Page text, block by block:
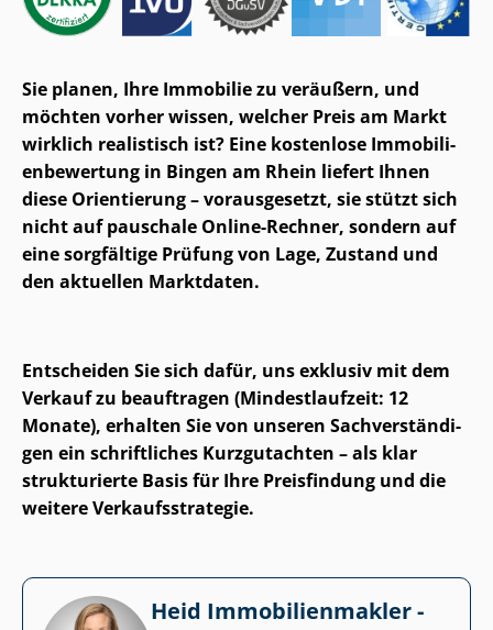
Sie planen, Ihre Immobilie zu veräußern, und
möchten vorher wissen, welcher Preis am Markt
wirklich realistisch ist? Eine kostenlose Im­mo­bi­li­
en­be­wer­tung in Bingen am Rhein liefert Ihnen
diese Orientierung – vorausgesetzt, sie stützt sich
nicht auf pauschale Online-Rechner, sondern auf
eine sorgfältige Prüfung von Lage, Zustand und
den aktuellen Marktdaten.
Entscheiden Sie sich dafür, uns exklusiv mit dem
Verkauf zu beauftragen (Mindestlaufzeit: 12
Monate), erhalten Sie von unseren Sach­ver­stän­di­
gen ein schriftliches Kurzgutachten – als klar
strukturierte Basis für Ihre Preisfindung und die
weitere Ver­kaufs­stra­te­gie.
Heid Im­mo­bi­li­en­mak­ler -